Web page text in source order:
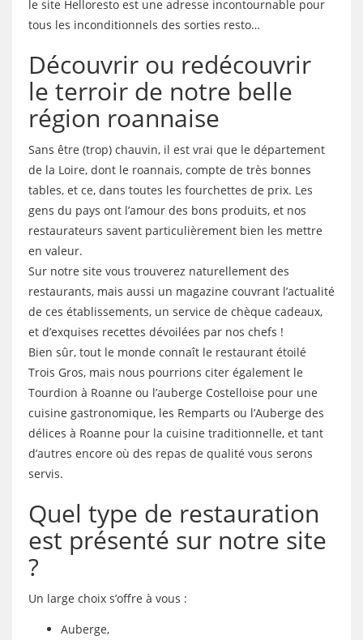
le site Helloresto est une adresse incontournable pour
tous les inconditionnels des sorties resto…
Découvrir ou redécouvrir
le terroir de notre belle
région roannaise
Sans être (trop) chauvin, il est vrai que le département
de la Loire, dont le roannais, compte de très bonnes
tables, et ce, dans toutes les fourchettes de prix. Les
gens du pays ont l’amour des bons produits, et nos
restaurateurs savent particulièrement bien les mettre
en valeur.
Sur notre site vous trouverez naturellement des
restaurants, mais aussi un magazine couvrant l’actualité
de ces établissements, un service de chèque cadeaux,
et d’exquises recettes dévoilées par nos chefs !
Bien sûr, tout le monde connaît le restaurant étoilé
Trois Gros, mais nous pourrions citer également le
Tourdion à Roanne ou l’auberge Costelloise pour une
cuisine gastronomique, les Remparts ou l’Auberge des
délices à Roanne pour la cuisine traditionnelle, et tant
d’autres encore où des repas de qualité vous serons
servis.
Quel type de restauration
est présenté sur notre site
?
Un large choix s’offre à vous :
Auberge,